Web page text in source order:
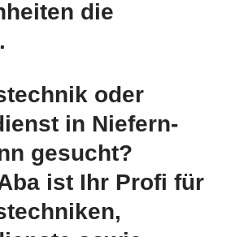
die
oder
in Niefern-
gesucht?
ist Ihr Profi für